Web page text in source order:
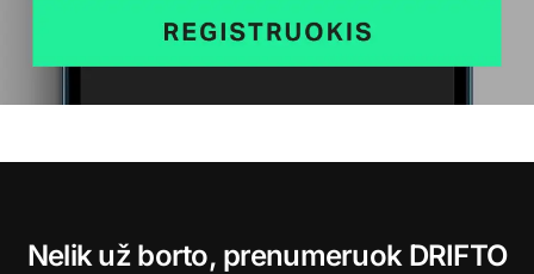
Nelik už borto, prenumeruok DRIFTO